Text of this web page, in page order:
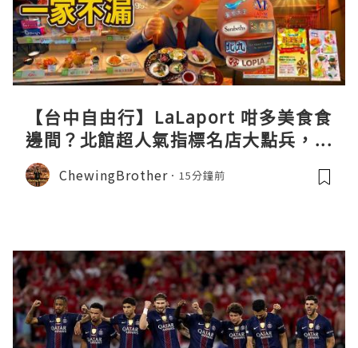
【台中自由行】LaLaport 咁多美食食
邊間？北館超人氣指標名店大點兵，深
度實測日本直送「北丸」職人料理與南
館 LOPIA 超市神級熟食區！
ChewingBrother 15分鐘前